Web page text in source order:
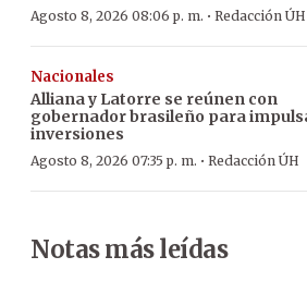
Agosto 8, 2026 08:06 p. m. · Redacción ÚH
Nacionales
Alliana y Latorre se reúnen con
gobernador brasileño para
inversiones
Agosto 8, 2026 07:35 p. m. · Redacción ÚH
Notas más leídas